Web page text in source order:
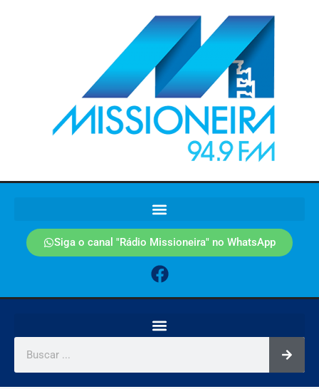
Siga o canal "Rádio Missioneira" no WhatsApp